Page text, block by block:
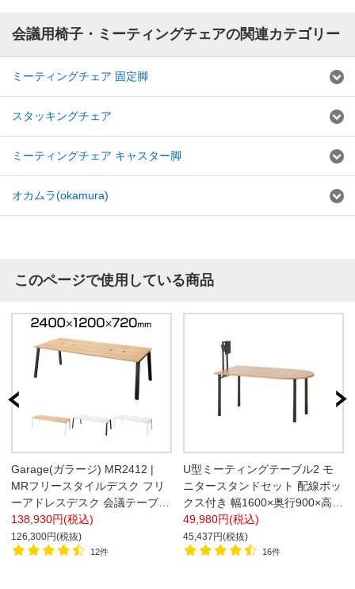
会議用椅子・ミーティングチェアの関連カテゴリー
ミーティングチェア 固定脚
スタッキングチェア
ミーティングチェア キャスター脚
オカムラ(okamura)
このページで使用している商品
Garage(ガラージ) MR2412 |
MRフリースタイルデスク フリ
ーアドレスデスク 会議テーブル
配線収納付き 幅2400×奥行
1200×高さ720mm
138,930円(税込)
126,300円(税抜)
12件
U型ミーティングテーブル2 モ
ニタースタンドセット 配線ボッ
クス付き 幅1600×奥行900×高さ
720mm 会議用テーブル【ホワ
イト・チャコールグレー:販売終
了】
49,980円(税込)
45,437円(税抜)
16件